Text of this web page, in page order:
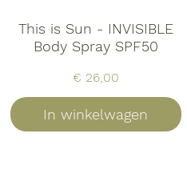
This is Sun - INVISIBLE
Body Spray SPF50
Prijs
€ 26,00
In winkelwagen